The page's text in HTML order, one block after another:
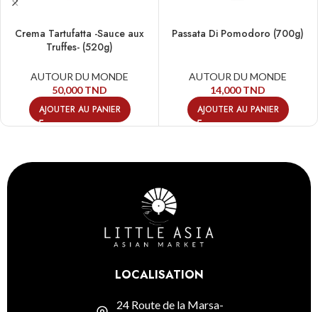
Crema Tartufatta -Sauce aux
Truffes- (520g)
AUTOUR DU MONDE
50,000TND
AJOUTER AU PANIER
Passata Di Pomodoro (700g)
AUTOUR DU MONDE
14,000TND
AJOUTER AU PANIER
LOCALISATION
24 Route de la Marsa-